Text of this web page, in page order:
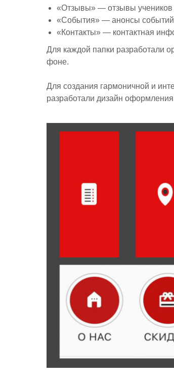
«Отзывы» — отзывы учеников
«События» — анонсы
«Контакты» — контактная
Для каждой папки разработали
фоне.
Для создания гармоничной и
разработали дизайн